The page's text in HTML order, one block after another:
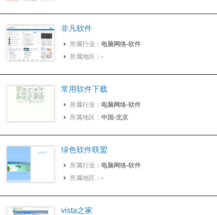
非凡软件
所属行业： 电脑网络-软件
所属地区： -
常用软件下载
所属行业： 电脑网络-软件
所属地区： 中国-北京
绿色软件联盟
所属行业： 电脑网络-软件
所属地区： -
vista之家